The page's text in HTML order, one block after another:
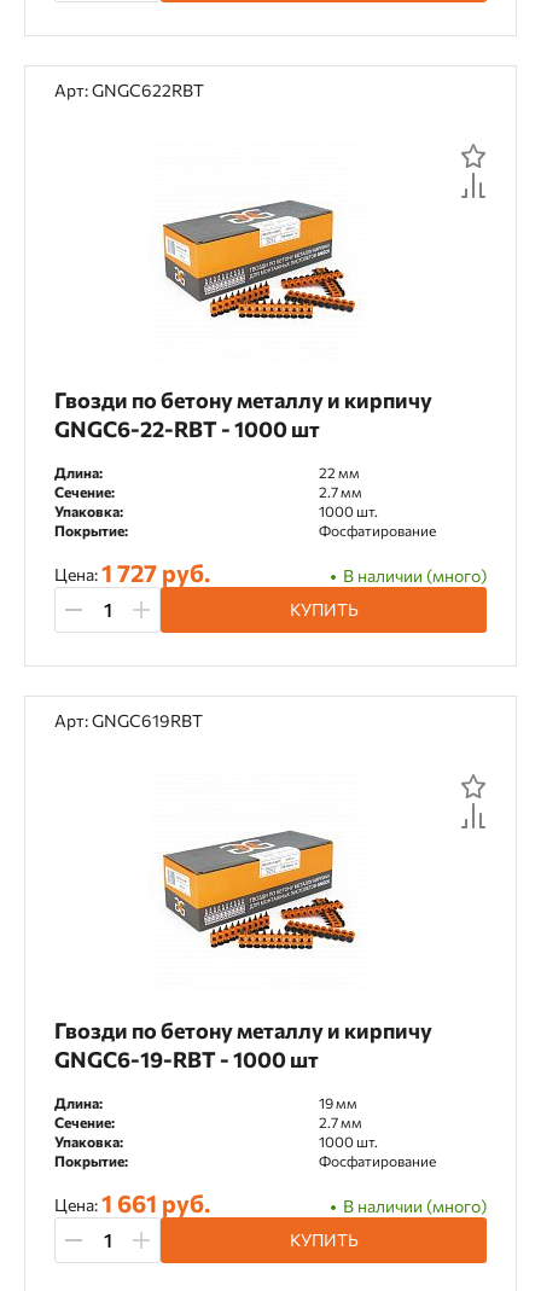
Арт: GNGC622RBT
Гвозди по бетону металлу и кирпичу
GNGC6-22-RBT - 1000 шт
Длина:
22 мм
Сечение:
2.7 мм
Упаковка:
1000 шт.
Покрытие:
Фосфатирование
Цена:1 727 руб.
В наличии (много)
КУПИТЬ
Арт: GNGC619RBT
Гвозди по бетону металлу и кирпичу
GNGC6-19-RBT - 1000 шт
Длина:
19 мм
Сечение:
2.7 мм
Упаковка:
1000 шт.
Покрытие:
Фосфатирование
Цена:1 661 руб.
В наличии (много)
КУПИТЬ